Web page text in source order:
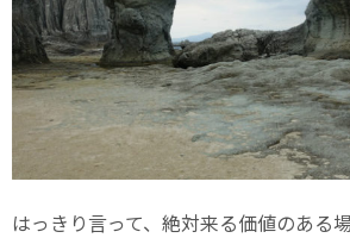
はっきり言って、絶対来る価値のある